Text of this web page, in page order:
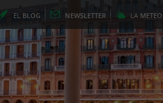
EL BLOG NEWSLETTER LA METEO